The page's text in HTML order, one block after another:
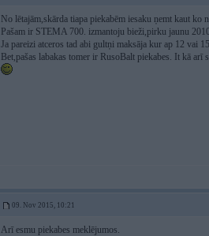
No lētajām,skārda tiapa piekabēm iesaku ņemt kaut
Pašam ir STEMA 700. izmantoju bieži,pirku jaunu
Ja pareizi atceros tad abi gultņi maksāja kur ap 12 vai
Bet,pašas labakas tomer ir RusoBalt piekabes. It kā
09. Nov 2015, 10:21
Arī esmu piekabes meklējumos.